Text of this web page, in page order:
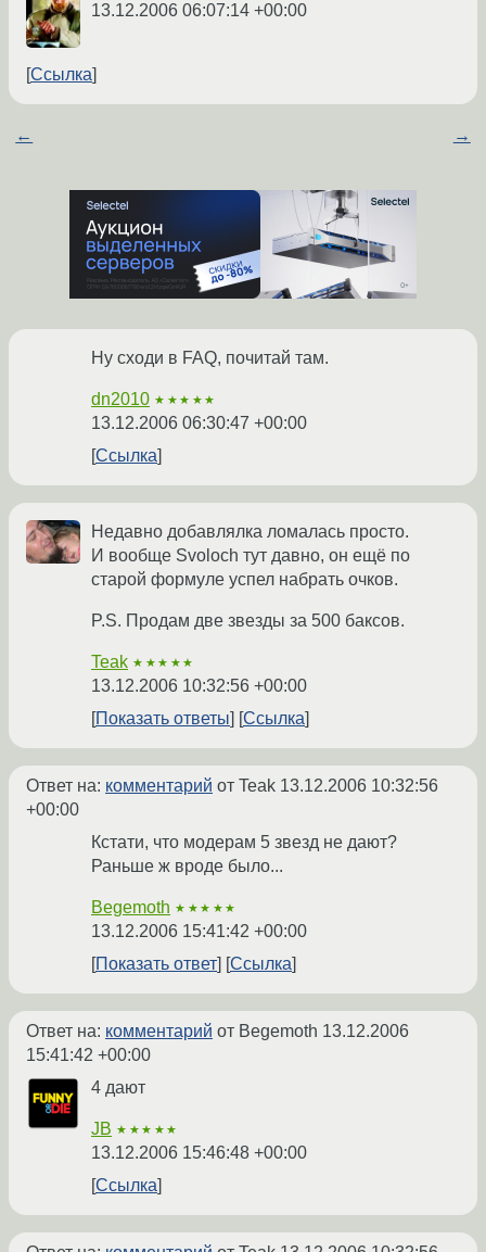
13.12.2006 06:07:14 +00:00
Ссылка
← →
Ну сходи в FAQ, почитай там.
dn2010 ★★★★★
13.12.2006 06:30:47 +00:00
Ссылка
Недавно добавлялка ломалась просто.
И вообще Svoloch тут давно, он ещё по
старой формуле успел набрать очков.
P.S. Продам две звезды за 500 баксов.
Teak ★★★★★
13.12.2006 10:32:56 +00:00
Показать ответы
Ссылка
Ответ на: комментарий от Teak 13.12.2006 10:32:56
+00:00
Кстати, что модерам 5 звезд не дают?
Раньше ж вроде было...
Begemoth ★★★★★
13.12.2006 15:41:42 +00:00
Показать ответ
Ссылка
Ответ на: комментарий от Begemoth 13.12.2006
15:41:42 +00:00
4 дают
JB ★★★★★
13.12.2006 15:46:48 +00:00
Ссылка